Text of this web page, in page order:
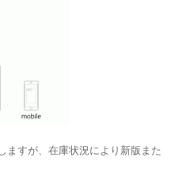
すが、在庫状況により新版また